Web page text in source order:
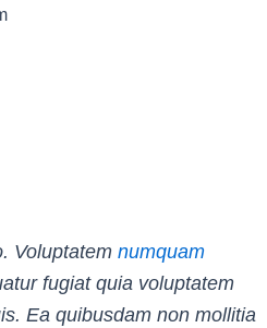
Voluptatemnumquam
fugiat quia voluptatem
Ea quibusdam non mollitia